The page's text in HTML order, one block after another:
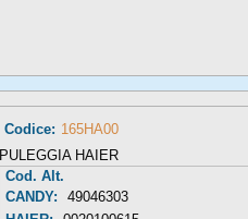
Codice: 165HA00
PULEGGIA HAIER
Cod. Alt.
CANDY:
49046303